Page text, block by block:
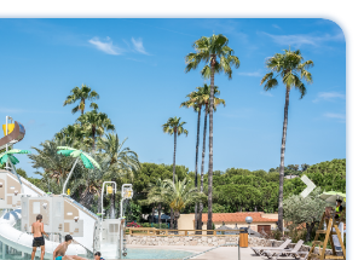
Next